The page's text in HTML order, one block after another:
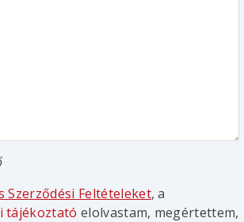
Szerződési Feltételeket, a
tájékoztató elolvastam, megértettem,